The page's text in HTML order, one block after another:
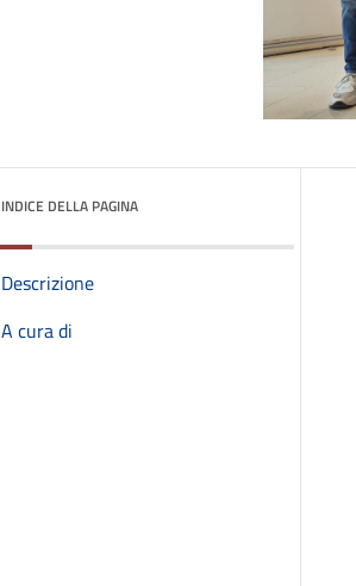
INDICE DELLA PAGINA
Descrizione
A cura di